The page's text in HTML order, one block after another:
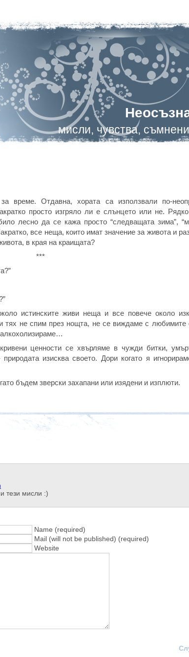
мисли, чувства,
време. Отдавна, хората са използвали по-
просто изгряло ли е слънцето или не.
лесно да се кажа просто “следващата зима”,
все неща, които имат значение за живота и
в края на краищата?
***
истинските живи неща и все повече около
тях не спим през нощта, не се виждаме с любимите
ценности се хвърляме в чужди битки,
изисква своето. Дори когато я
бъдем зверски захапани или изядени и изплюти.
тези мисли :)
Name (required)
Mail (will not be published) (required)
Website